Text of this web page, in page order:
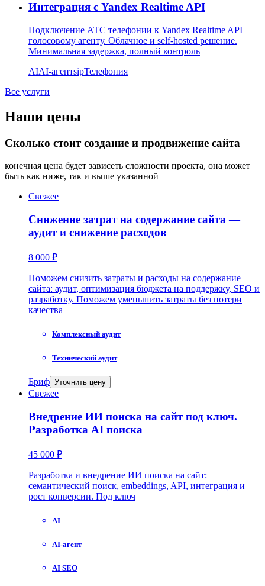
Интеграция с Yandex Realtime API
Подключение АТС телефонии к Yandex Realtime API
голосовому агенту. Облачное и self-hosted решение.
Минимальная задержка, полный контроль
AIAI-агентsipТелефония
Все услуги
Наши цены
Сколько стоит создание и продвижение сайта
конечная цена будет зависеть сложности проекта, она может
быть как ниже, так и выше указанной
Свежее
Снижение затрат на содержание сайта —
аудит и снижение расходов
8 000 ₽
Поможем снизить затраты и расходы на содержание
сайта: аудит, оптимизация бюджета на поддержку, SEO и
разработку. Поможем уменьшить затраты без потери
качества
Комплексный аудит
Технический аудит
Бриф Уточнить цену
Свежее
Внедрение ИИ поиска на сайт под ключ.
Разработка AI поиска
45 000 ₽
Разработка и внедрение ИИ поиска на сайт:
семантический поиск, embeddings, API, интеграция и
рост конверсии. Под ключ
AI
AI-агент
AI SEO